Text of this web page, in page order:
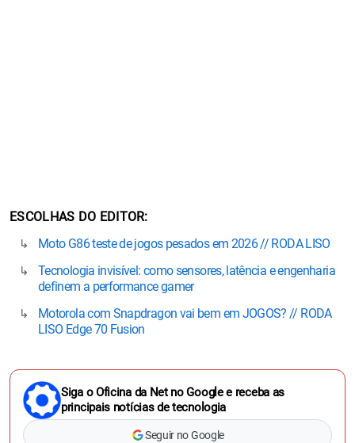
ESCOLHAS DO EDITOR
Moto G86 teste de jogos pesados em 2026 // RODA LISO
Tecnologia invisível: como sensores, latência e engenharia
definem a performance gamer
Motorola com Snapdragon vai bem em JOGOS? // RODA
LISO Edge 70 Fusion
Siga o Oficina da Net no Google e receba as
principais notícias de tecnologia
Seguir no Google